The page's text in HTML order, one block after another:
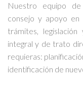
Nuestro equipo
consejo y apoyo en
trámites,
integral y de trato
requieras:
identificación de